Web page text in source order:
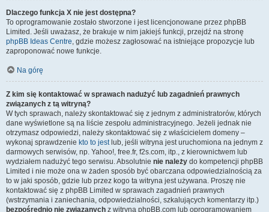
Dlaczego funkcja X nie jest dostępna?
To oprogramowanie zostało stworzone i jest licencjonowane przez phpBB
Limited. Jeśli uważasz, że brakuje w nim jakiejś funkcji, przejdź na stronę
phpBB Ideas Centre, gdzie możesz zagłosować na istniejące propozycje lub
zaproponować nowe funkcje.
Na górę
Z kim się kontaktować w sprawach nadużyć lub zagadnień prawnych
związanych z tą witryną?
W tych sprawach, należy skontaktować się z jednym z administratorów, których
dane wyświetlone są na liście zespołu administracyjnego. Jeżeli jednak nie
otrzymasz odpowiedzi, należy skontaktować się z właścicielem domeny –
wykonaj sprawdzenie kto to jestlub, jeśli witryna jest uruchomiona na jednym z
darmowych serwisów, np. Yahoo!, free.fr, f2s.com, itp., z kierownictwem lub
wydziałem nadużyć tego serwisu. Absolutnie nie należy do kompetencji phpBB
Limited i nie może ona w żaden sposób być obarczana odpowiedzialnością za
to w jaki sposób, gdzie lub przez kogo ta witryna jest używana. Proszę nie
kontaktować się z phpBB Limited w sprawach zagadnień prawnych
(wstrzymania i zaniechania, odpowiedzialności, szkalujących komentarzy itp.)
bezpośrednio nie związanych z witryną phpBB.com lub oprogramowaniem